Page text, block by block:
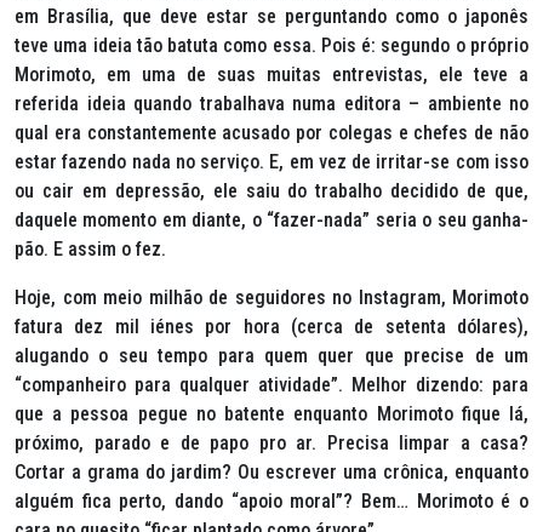
em Brasília, que deve estar se perguntando como o japonês
teve uma ideia tão batuta como essa. Pois é: segundo o próprio
Morimoto, em uma de suas muitas entrevistas, ele teve a
referida ideia quando trabalhava numa editora – ambiente no
qual era constantemente acusado por colegas e chefes de não
estar fazendo nada no serviço. E, em vez de irritar-se com isso
ou cair em depressão, ele saiu do trabalho decidido de que,
daquele momento em diante, o “fazer-nada” seria o seu ganha-
pão. E assim o fez.
Hoje, com meio milhão de seguidores no Instagram, Morimoto
fatura dez mil iénes por hora (cerca de setenta dólares),
alugando o seu tempo para quem quer que precise de um
“companheiro para qualquer atividade”. Melhor dizendo: para
que a pessoa pegue no batente enquanto Morimoto fique lá,
próximo, parado e de papo pro ar. Precisa limpar a casa?
Cortar a grama do jardim? Ou escrever uma crônica, enquanto
alguém fica perto, dando “apoio moral”? Bem… Morimoto é o